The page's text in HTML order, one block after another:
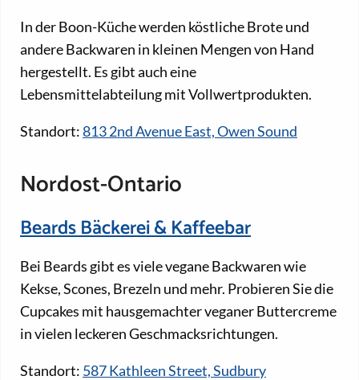
In der Boon-Küche werden köstliche Brote und
andere Backwaren in kleinen Mengen von Hand
hergestellt. Es gibt auch eine
Lebensmittelabteilung mit Vollwertprodukten.
Standort:813 2nd Avenue East, Owen Sound
Nordost-Ontario
Beards Bäckerei & Kaffeebar
Bei Beards gibt es viele vegane Backwaren wie
Kekse, Scones, Brezeln und mehr. Probieren Sie die
Cupcakes mit hausgemachter veganer Buttercreme
in vielen leckeren Geschmacksrichtungen.
Standort: 587 Kathleen Street, Sudbury